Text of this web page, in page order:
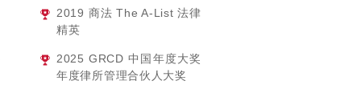
2019 商法 The A-List 法律
精英
2025 GRCD 中国年度大奖
年度律所管理合伙人大奖